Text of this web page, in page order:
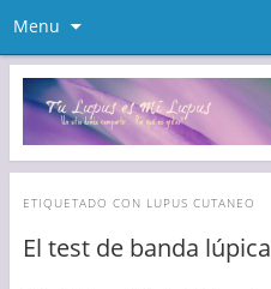
Menu
ETIQUETADO CON LUPUS CUTANEO
El test de banda lúpica